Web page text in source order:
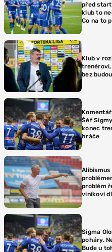
před
klub to
Co na to
Klub v
trenérovi,
bez
Šéf
konec
hráče
problém
viníkovi
Sigma
poháry.
Bude u